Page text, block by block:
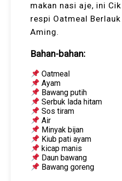
makan nasi aje, ini
respi Oatmeal
Aming.
Bahan-bahan:
Oatmeal
Ayam
Bawang putih
Serbuk lada hitam
Sos tiram
Air
Minyak bijan
Kiub pati ayam
kicap manis
Daun bawang
Bawang goreng